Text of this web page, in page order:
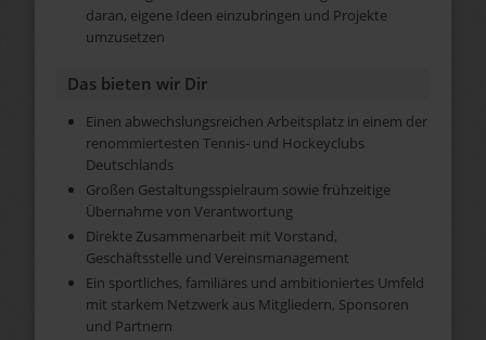
daran, eigene Ideen einzubringen und Projekte
umzusetzen
Das bieten wir Dir
Einen abwechslungsreichen Arbeitsplatz in einem der
renommiertesten Tennis- und Hockeyclubs
Deutschlands
Großen Gestaltungsspielraum sowie frühzeitige
Übernahme von Verantwortung
Direkte Zusammenarbeit mit Vorstand,
Geschäftsstelle und Vereinsmanagement
Ein sportliches, familiäres und ambitioniertes Umfeld
mit starkem Netzwerk aus Mitgliedern, Sponsoren
und Partnern